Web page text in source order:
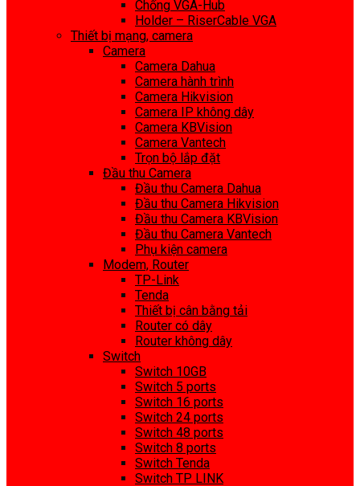
Chống VGA-Hub
Holder – RiserCable VGA
Thiết bị mạng, camera
Camera
Camera Dahua
Camera hành trình
Camera Hikvision
Camera IP không dây
Camera KBVision
Camera Vantech
Trọn bộ lắp đặt
Đầu thu Camera
Đầu thu Camera Dahua
Đầu thu Camera Hikvision
Đầu thu Camera KBVision
Đầu thu Camera Vantech
Phụ kiện camera
Modem, Router
TP-Link
Tenda
Thiết bị cân bằng tải
Router có dây
Router không dây
Switch
Switch 10GB
Switch 5 ports
Switch 16 ports
Switch 24 ports
Switch 48 ports
Switch 8 ports
Switch Tenda
Switch TP LINK